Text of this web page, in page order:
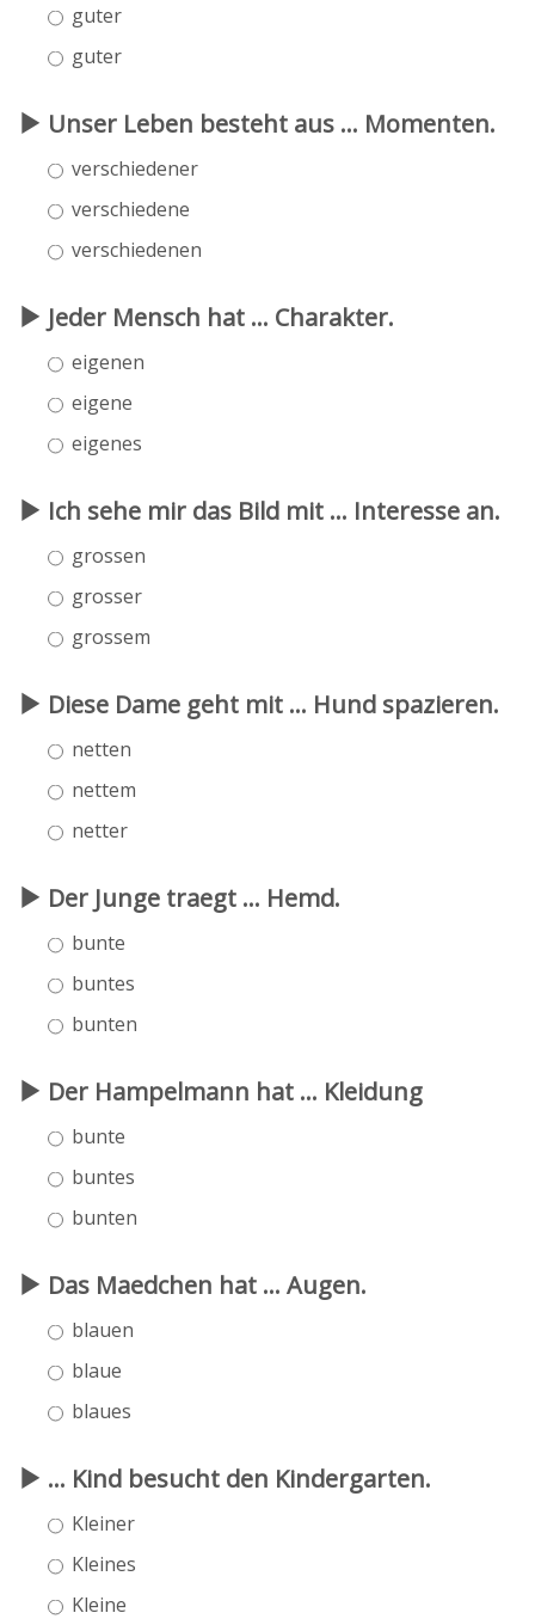
guter
guter
Unser Leben besteht aus ... Momenten.
verschiedener
verschiedene
verschiedenen
Jeder Mensch hat ... Charakter.
eigenen
eigene
eigenes
Ich sehe mir das Bild mit ... Interesse an.
grossen
grosser
grossem
Diese Dame geht mit ... Hund spazieren.
netten
nettem
netter
Der Junge traegt ... Hemd.
bunte
buntes
bunten
Der Hampelmann hat ... Kleidung
bunte
buntes
bunten
Das Maedchen hat ... Augen.
blauen
blaue
blaues
... Kind besucht den Kindergarten.
Kleiner
Kleines
Kleine